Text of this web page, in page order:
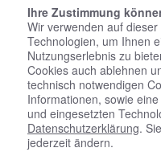
Startseite»Bad»
Basic-Bad 15,9
Ihre Zustimmung
Wir verwenden auf
Technologien, um Ihnen
Nutzungserlebnis zu
Cookies auch ablehnen
technisch notwendigen
Informationen, sowie
und eingesetzten
Datenschutzerklärung.
jederzeit ändern.